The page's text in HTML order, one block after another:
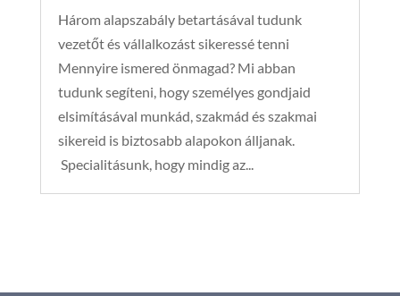
Három alapszabály betartásával tudunk
vezetőt és vállalkozást sikeressé tenni
Mennyire ismered önmagad? Mi abban
tudunk segíteni, hogy személyes gondjaid
elsimításával munkád, szakmád és szakmai
sikereid is biztosabb alapokon álljanak.
Specialitásunk, hogy mindig az...